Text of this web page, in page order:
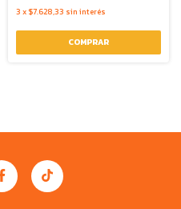
3 x $7.628,33 sin interés